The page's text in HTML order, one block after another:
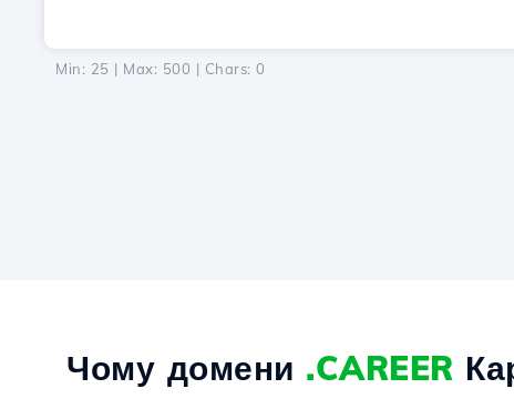
Min: 25 | Max: 500 | Chars: 0
Чому домени .CAREER